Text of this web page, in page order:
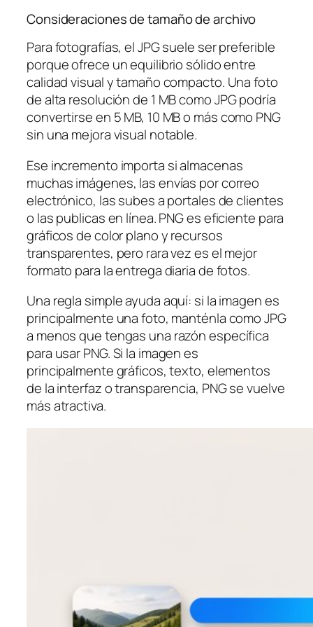
Consideraciones de tamaño de archivo
Para fotografías, el JPG suele ser preferible
porque ofrece un equilibrio sólido entre
calidad visual y tamaño compacto. Una foto
de alta resolución de 1 MB como JPG podría
convertirse en 5 MB, 10 MB o más como PNG
sin una mejora visual notable.
Ese incremento importa si almacenas
muchas imágenes, las envías por correo
electrónico, las subes a portales de clientes
o las publicas en línea. PNG es eficiente para
gráficos de color plano y recursos
transparentes, pero rara vez es el mejor
formato para la entrega diaria de fotos.
Una regla simple ayuda aquí: si la imagen es
principalmente una foto, manténla como JPG
a menos que tengas una razón específica
para usar PNG. Si la imagen es
principalmente gráficos, texto, elementos
de la interfaz o transparencia, PNG se vuelve
más atractiva.